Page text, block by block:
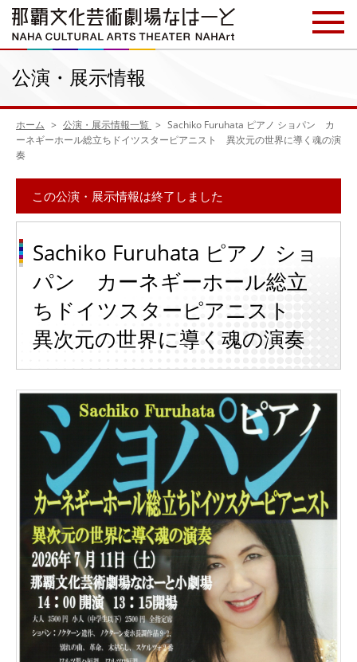
公演・展示情報
ホーム 公演・展示情報一覧
Sachiko Furuhata ピアノ ショパン カ
ーネギーホール総立ちドイツスターピアニスト 異次元の世界に導く魂の演
奏
この公演・展示情報は終了しました
Sachiko Furuhata ピアノ ショ
パン カーネギーホール総立
ちドイツスターピアニスト
異次元の世界に導く魂の演奏